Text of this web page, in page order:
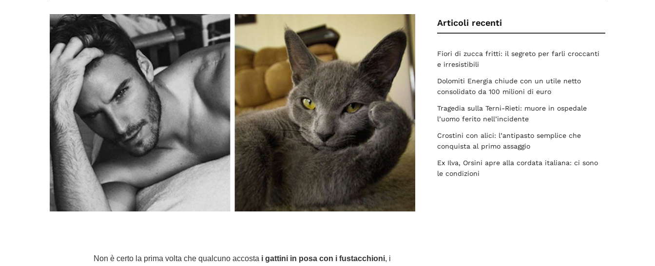
Non è certo la prima volta che qualcuno accosta i gattini in posa con i fustacchioni, i
Articoli recenti
Fiori di zucca fritti: il segreto per farli croccanti
e irresistibili
Dolomiti Energia chiude con un utile netto
consolidato da 100 milioni di euro
Tragedia sulla Terni-Rieti: muore in ospedale
l’uomo ferito nell’incidente
Crostini con alici: l’antipasto semplice che
conquista al primo assaggio
Ex Ilva, Orsini apre alla cordata italiana: ci sono
le condizioni